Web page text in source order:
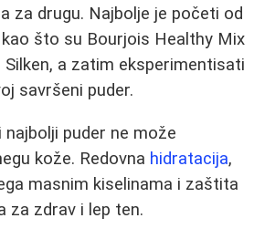
za drugu. Najbolje je početi od
što su Bourjois Healthy Mix
Silken, a zatim eksperimentisati
savršeni puder.
najbolji puder ne može
kože. Redovna hidratacija,
masnim kiselinama i zaštita
za zdrav i lep ten.